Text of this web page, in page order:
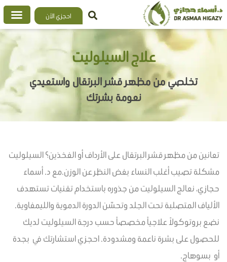
تخطي
إلى
المحتوى
احجزي الآن
علاج السيلوليت
تخلصي من مظهر قشر البرتقال واستعيدي
نعومة بشرتك
تعانين من مظهر قشر البرتقال على الأرداف أو الفخذين؟ السيلوليت
مشكلة تصيب أغلب النساء بغض النظر عن الوزن.مع د. أسماء
حجازي، نعالج السيلوليت من جذوره باستخدام تقنيات تستهدف
الألياف المتصلبة تحت الجلد وتحسّن الدورة الدموية والليمفاوية.
نضع بروتوكولاً علاجياً مخصصاً حسب درجة السيلوليت لديك
للحصول على بشرة ناعمة ومشدودة. احجزي استشارتك في بجدة
أو بسوهاج.